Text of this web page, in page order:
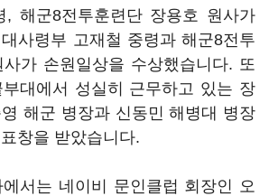
, 해군8전투훈련단 장용호 원사가
사령부 고재철 중령과 해군8전투
가 손원일상을 수상했습니다. 또
부대에서 성실히 근무하고 있는 장
해군 병장과 신동민 해병대 병장
창을 받았습니다.
서는 네이비 문인클럽 회장인 오